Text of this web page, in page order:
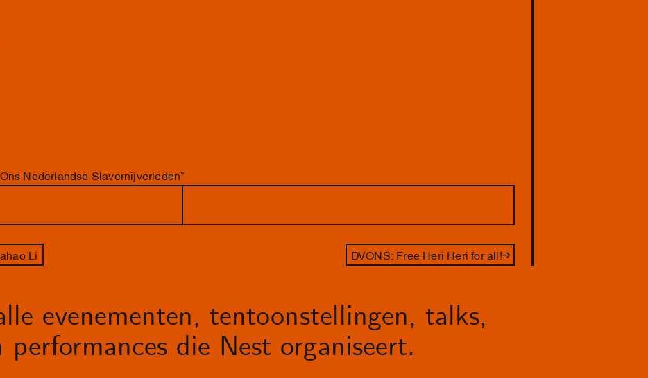
Nederlandse Slavernijverleden”
Li DVONS: Free Heri Heri for all!
evenementen, tentoonstellingen, talks,
performances die Nest organiseert.